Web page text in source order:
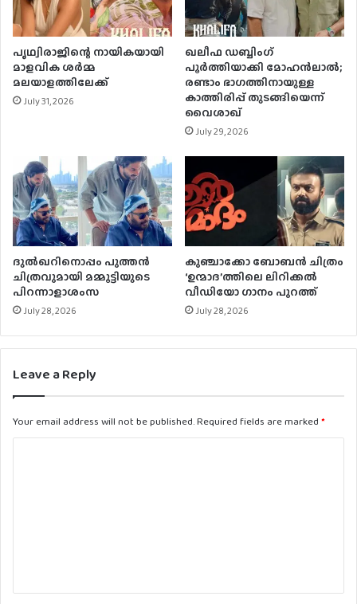
പൃഥ്വിരാജിന്റെ നായികയായി
മാളവിക ശര്‍മ്മ
മലയാളത്തിലേക്ക്
July 31, 2026
ഖലീഫ ഡബ്ബിംഗ്
പൂർത്തിയാക്കി മോഹൻലാൽ;
രണ്ടാം ഭാഗത്തിനായുള്ള
കാത്തിരിപ്പ് തുടങ്ങിയെന്ന്
വൈശാഖ്
July 29, 2026
ദുൽഖറിനൊപ്പം പുത്തൻ
ചിത്രവുമായി മമ്മൂട്ടിയുടെ
പിറന്നാളാശംസ
July 28, 2026
കുഞ്ചാക്കോ ബോബന്‍ ചിത്രം
‘ഉന്മാദ’ത്തിലെ ലിറിക്കല്‍
വീഡിയോ ഗാനം പുറത്ത്
July 28, 2026
Leave a Reply
Your email address will not be published.Required fields are marked *
t